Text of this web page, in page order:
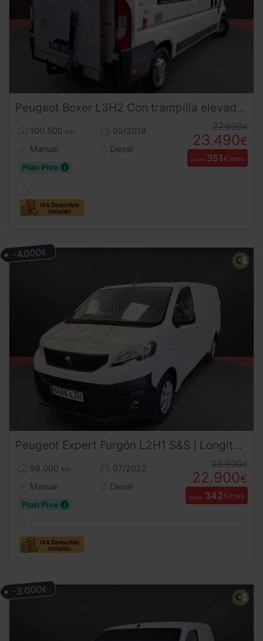
Peugeot Boxer L3H2 Con trampilla elevadora
100.500 km
05/2018
Manual
Diesel
Plan Pive
27.990€
23.490€
desde 351 €/mes
Peugeot Expert Furgón L2H1 S&S | Longitud Extra y Agilidad Urbana | | Desde 349€/mes
98.000 km
07/2022
Manual
Diesel
Plan Pive
26.900€
22.900€
desde 342€/mes
-4.000€
-3.000€